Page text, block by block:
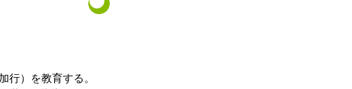
行）を教育する。